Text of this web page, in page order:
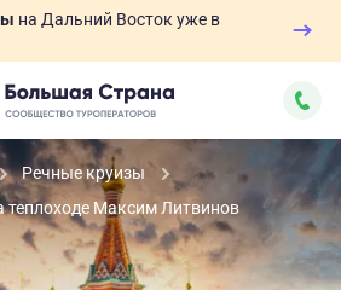
на Дальний Восток уже в
Речные круизы
теплоходе Максим Литвинов